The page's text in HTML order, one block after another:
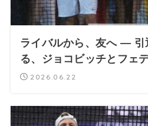
ライバルから、友へ ― 引
る、ジョコビッチとフェ
2026.06.22